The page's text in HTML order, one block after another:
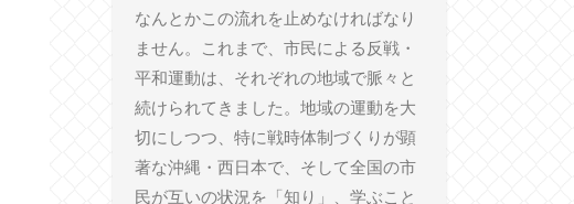
なんとかこの流れを止めなければなり
ません。これまで、市民による反戦・
平和運動は、それぞれの地域で脈々と
続けられてきました。地域の運動を大
切にしつつ、特に戦時体制づくりが顕
著な沖縄・西日本で、そして全国の市
民が互いの状況を「知り」、学ぶこと